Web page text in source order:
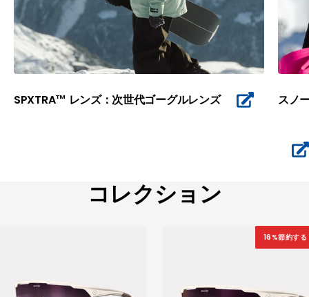
SPXTRA™ レンズ：次世代ゴーグルレンズ スノ
コレクション
16%節約する